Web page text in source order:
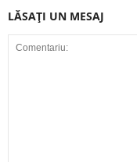
LĂSAȚI UN MESAJ